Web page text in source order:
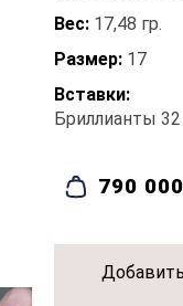
Вес: 17,48 гр.
Размер: 17
Вставки:
Бриллианты
790